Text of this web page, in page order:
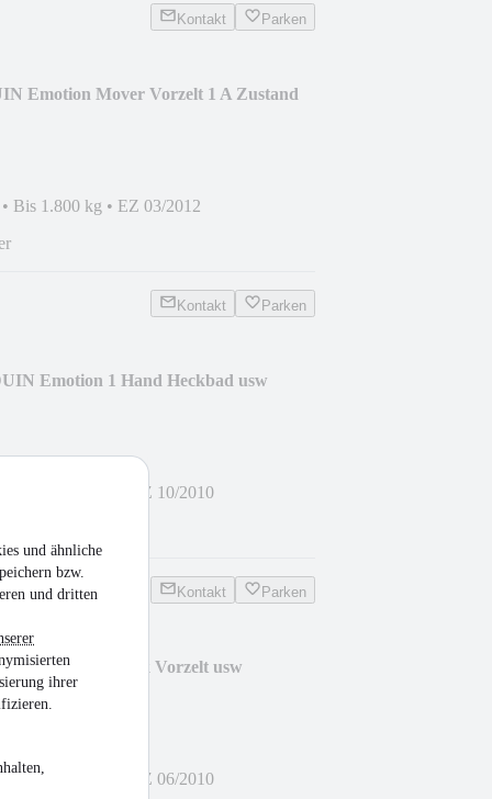
und ähnliche
bzw.
und dritten
ihrer
Kontakt Parken
Emotion Mover Vorzelt 1 A Zustand
• Bis 1.800 kg • EZ 03/2012
Kontakt Parken
Emotion 1 Hand Heckbad usw
EZ 10/2010
Kontakt Parken
Mover Autark Vorzelt usw
•Bis 1.600 kg
EZ 06/2010